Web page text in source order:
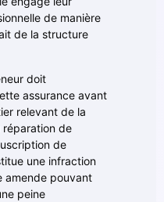
de manière
de la structure
doit
assurance avant
relevant de la
de
de
une infraction
amende pouvant
peine